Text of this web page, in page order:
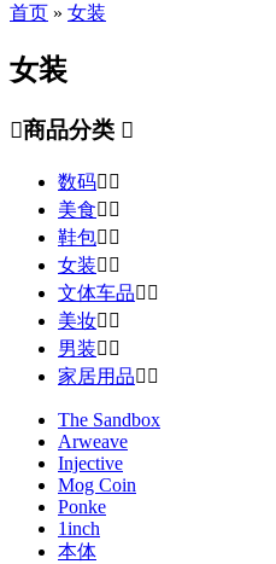
首页 » 女装
女装
商品分类 
数码 
美食 
鞋包 
女装 
文体车品 
美妆 
男装 
家居用品 
The Sandbox
Arweave
Injective
Mog Coin
Ponke
1inch
本体